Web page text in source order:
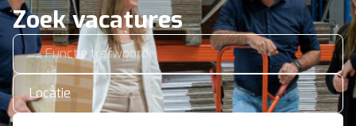
Zoek vacatures
Locatie